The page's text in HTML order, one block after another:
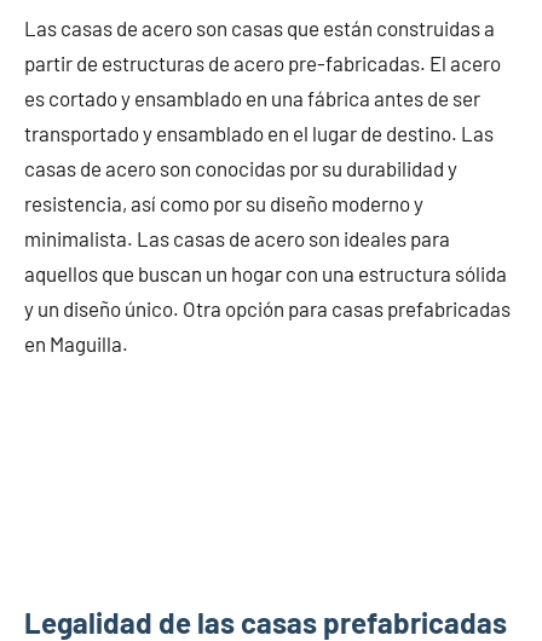
Las casas de acero son casas que están construidas a
partir de estructuras de acero pre-fabricadas. El acero
es cortado y ensamblado en una fábrica antes de ser
transportado y ensamblado en el lugar de destino. Las
casas de acero son conocidas por su durabilidad y
resistencia, así como por su diseño moderno y
minimalista. Las casas de acero son ideales para
aquellos que buscan un hogar con una estructura sólida
y un diseño único. Otra opción para casas prefabricadas
en Maguilla.
Legalidad de las casas prefabricadas